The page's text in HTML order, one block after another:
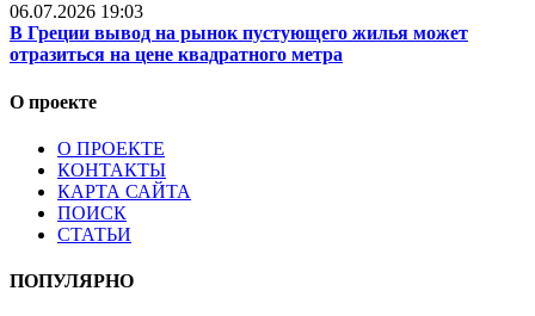
06.07.2026 19:03
В Греции вывод на рынок пустующего жилья может
отразиться на цене квадратного метра
О проекте
О ПРОЕКТЕ
КОНТАКТЫ
КАРТА САЙТА
ПОИСК
СТАТЬИ
ПОПУЛЯРНО